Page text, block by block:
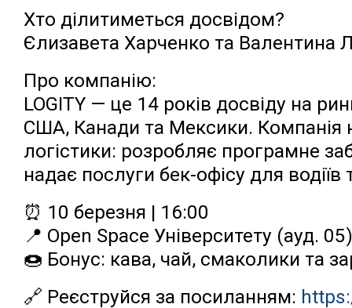
Хто ділитиметься досвідом?
Єлизавета Харченко та Валентина
Про компанію:
LOGITY — це 14 років досвіду на
США, Канади та Мексики. Компанія
логістики: розробляє програмне
надає послуги бек-офісу для
⏰ 10 березня | 16:00
📍 Open Space Університету (ауд. 05)
🍩 Бонус: кава, чай, смаколики та
🔗 Реєструйся за посиланням: